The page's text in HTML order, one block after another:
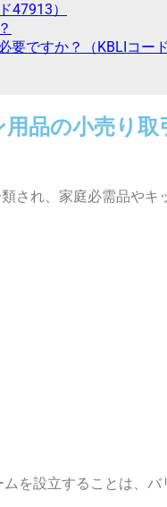
47913）
ですか？（KBLIコード
品の小売り取
され、家庭必需品やキ
を設立することは、